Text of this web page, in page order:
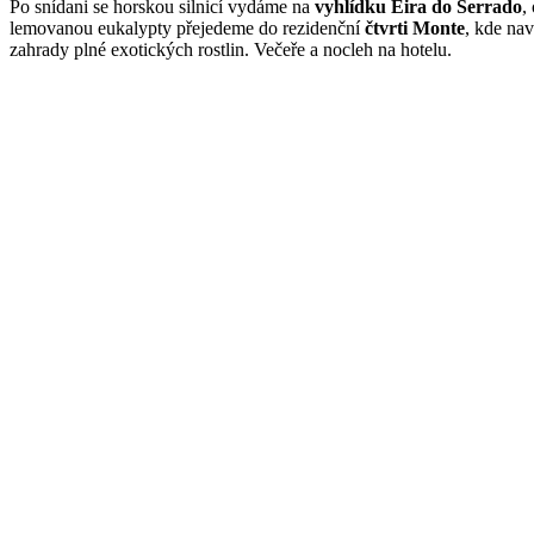
Po snídani se horskou silnicí vydáme na vyhlídku Eira do Serrado,
lemovanou eukalypty přejedeme do rezidenčníčtvrti Monte, kde
zahrady plné exotických rostlin. Večeře a nocleh na hotelu.